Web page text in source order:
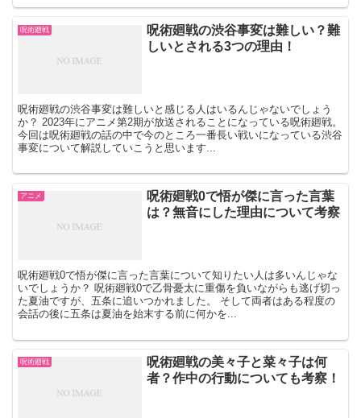
呪術廻戦
呪術廻戦の渋谷事変は難しい？難
しいとされる3つの理由！
呪術廻戦の渋谷事変は難しいと感じる人はいるんじゃないでしょう
か？ 2023年にアニメ第2期が放送されることになっている呪術廻戦。
今回は呪術廻戦の話の中で今のところ一番長い戦いになっている渋谷
事変について解説していこうと思います...
アニメ
呪術廻戦0で悟が傑に言った言葉
は？無音にした理由について考察
呪術廻戦0で悟が傑に言った言葉について知りたい人は多いんじゃな
いでしょうか？ 呪術廻戦0で乙骨憂太に重傷を負いながらも逃げ切っ
た夏油ですが、五条に追いつかれました。 そして両者はある程度の
会話の後に五条は夏油を始末する前に何かを...
呪術廻戦
呪術廻戦の美々子と菜々子は何
者？作中の行動についても考察！